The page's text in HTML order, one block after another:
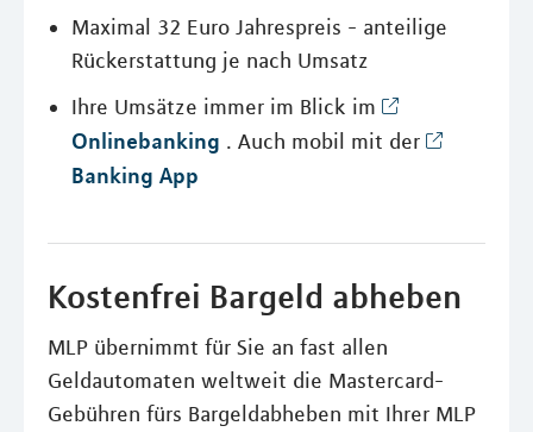
Maximal 32 Euro Jahrespreis - anteilige
Rückerstattung je nach Umsatz
Ihre Umsätze immer im Blick im
Onlinebanking . Auch mobil mit der
Banking App
Kostenfrei Bargeld abheben
MLP übernimmt für Sie an fast allen
Geldautomaten weltweit die Mastercard-
Gebühren fürs Bargeldabheben mit Ihrer MLP